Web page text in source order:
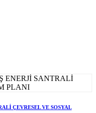
ÇEVRESEL VE SOSYAL